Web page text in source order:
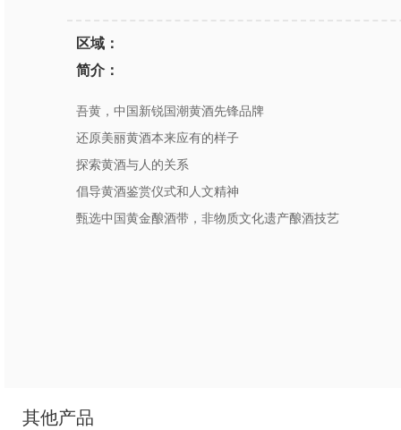
区域：
简介：
吾黄，中国新锐国潮黄酒先锋品牌
还原美丽黄酒本来应有的样子
探索黄酒与人的关系
倡导黄酒鉴赏仪式和人文精神
甄选中国黄金酿酒带，非物质文化遗产酿酒技艺
其他产品